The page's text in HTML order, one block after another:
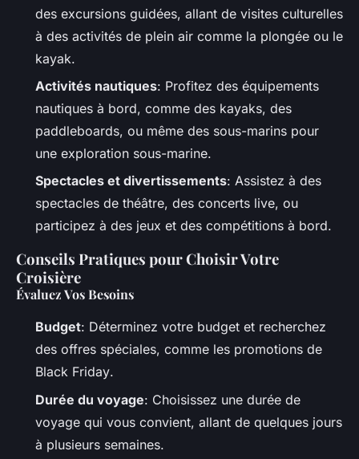
des excursions guidées, allant de visites culturelles
à des activités de plein air comme la plongée ou le
kayak.
Activités nautiques: Profitez des équipements
nautiques à bord, comme des kayaks, des
paddleboards, ou même des sous-marins pour
une exploration sous-marine.
Spectacles et divertissements: Assistez à des
spectacles de théâtre, des concerts live, ou
participez à des jeux et des compétitions à bord.
Conseils Pratiques pour Choisir Votre
Croisière
Évaluez Vos Besoins
Budget: Déterminez votre budget et recherchez
des offres spéciales, comme les promotions de
Black Friday.
Durée du voyage: Choisissez une durée de
voyage qui vous convient, allant de quelques jours
à plusieurs semaines.